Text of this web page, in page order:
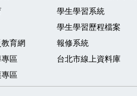
育網
區
區
學生學習系統
學生學習歷程檔案
報修系統
台北市線上資料庫